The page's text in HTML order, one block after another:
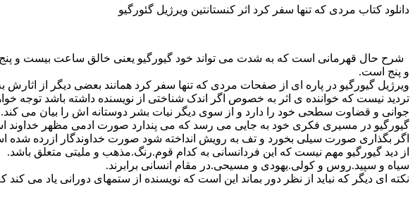
دانلود کتاب مردی که تنها سفر کرد اثر کنستانتین ویرژیل گئورگیو
شرح حال قهرمانی است که به شدت می تواند خود گیورگیو یعنی خالق ساعت بیست و
و پنج است.
ویرژیل گیورگیو در پاره ای از صفحات مردی که تنها سفر کرد همانند بعضی دیگر از
تردید نیست که خواننده ی اثر به خصوص اگر اندک شناختی از نویسنده داشته باشد توجه
جوانی و قضاوت سطحی خود را دارد و از سوی دیگر نیات بشر دوستانه اش را بیان می کند.
گیورگیو در مسیری فکری خود به جایی می رسد که می پندارد صورت ادمی مظهر خداوند
اگر بگذاری صورت سیلی بخورد و تف به رویش انداخته شود صورت خداوندگار ازرده شده
از دید گیورگیو مهم نیست که این فردانسانی به کدام قوم.رنگ.مذهب و ملیتی متعلق باشد.
سیاه و سپید.روس و کولی.یهودی و مسیحی.در مقام انسانی برابرند.
نکته ای دیگر که نباید از نظر دور بماند این است که نویسنده از ستمهای دورانی یاد می